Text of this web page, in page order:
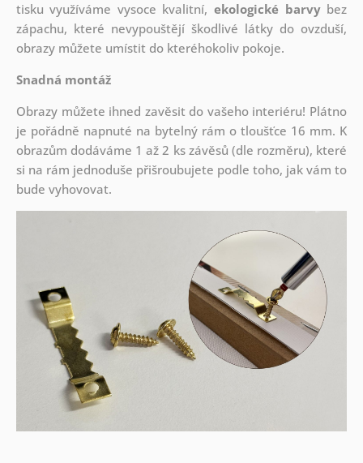
tisku využíváme vysoce kvalitní,ekologické barvybez
zápachu, které nevypouštějí škodlivé látky do ovzduší,
obrazy můžete umístit do kteréhokoliv pokoje.
Snadná montáž
Obrazy můžete ihned zavěsit do vašeho interiéru! Plátno
je pořádně napnuté na bytelný rám o tloušťce 16 mm. K
obrazům dodáváme 1 až 2 ks závěsů (dle rozměru), které
si na rám jednoduše přišroubujete podle toho, jak vám to
bude vyhovovat.